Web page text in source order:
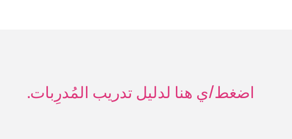
اضغط/ي هنا لدليل تدريب المُدرِبات.‏